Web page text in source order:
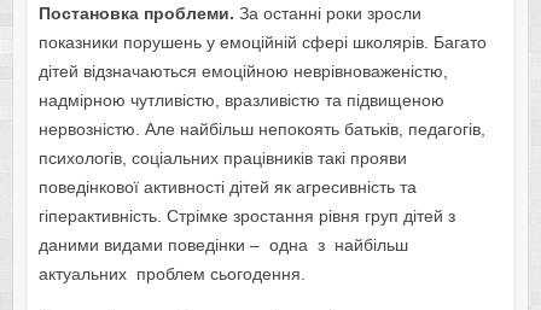
Постановка проблеми. За останні роки зросли
показники порушень у емоційній сфері школярів. Багато
дітей відзначаються емоційною неврівноваженістю,
надмірною чутливістю, вразливістю та підвищеною
нервозністю. Але найбільш непокоять батьків, педагогів,
психологів, соціальних працівників такі прояви
поведінкової активності дітей як агресивність та
гіперактивність. Стрімке зростання рівня груп дітей з
даними видами поведінки – одна з найбільш
актуальних проблем сьогодення.